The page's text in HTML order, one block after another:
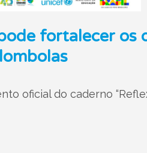
fortalecer os
oficial do caderno